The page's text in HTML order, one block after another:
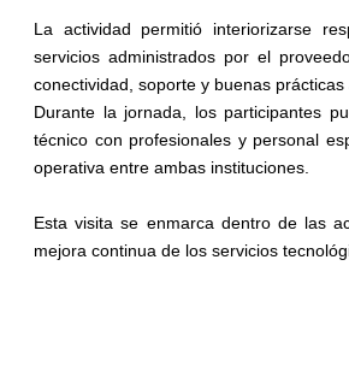
La actividad permitió interiorizarse
servicios administrados por el
conectividad, soporte y buenas
Durante la jornada, los participantes
técnico con profesionales y personal
operativa entre ambas instituciones.
Estavisita se enmarca dentro de las
mejora continua de los servicios